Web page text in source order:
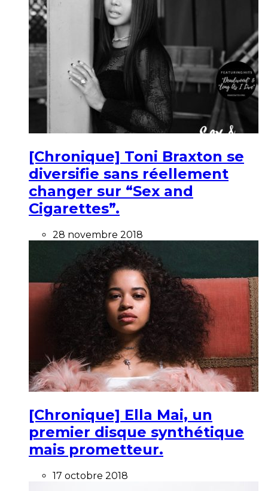
[Chronique] Toni Braxton se
diversifie sans réellement
changer sur “Sex and
Cigarettes”.
28 novembre 2018
[Chronique] Ella Mai, un
premier disque synthétique
mais prometteur.
17 octobre 2018